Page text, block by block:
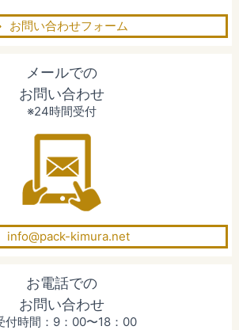
お問い合わせフォーム
メールでの
お問い合わせ
※24時間受付
info@pack-kimura.net
お電話での
お問い合わせ
付時間：9：00〜18：00